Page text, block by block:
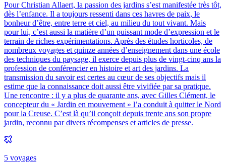
Pour Christian Allaert, la passion des jardins s’est manifestée très tôt,
dès l’enfance. Il a toujours ressenti dans ces havres de paix, le
bonheur d’être, entre terre et ciel, au milieu du tout vivant. Mais
pour lui, c’est aussi la matière d’un puissant mode d’expression et le
terrain de riches expérimentations. Après des études horticoles, de
nombreux voyages et quinze années d’enseignement dans une école
des techniques du paysage, il exerce depuis plus de vingt-cinq ans la
profession de conférencier en histoire et art des jardins. La
transmission du savoir est certes au cœur de ses objectifs mais il
estime que la connaissance doit aussi être vivifiée par sa pratique.
Une rencontre : il y a plus de quarante ans, avec Gilles Clément, le
concepteur du « Jardin en mouvement » l’a conduit à quitter le Nord
pour la Creuse. C’est là qu’il conçoit depuis trente ans son propre
jardin, reconnu par divers récompenses et articles de presse.
5 voyages